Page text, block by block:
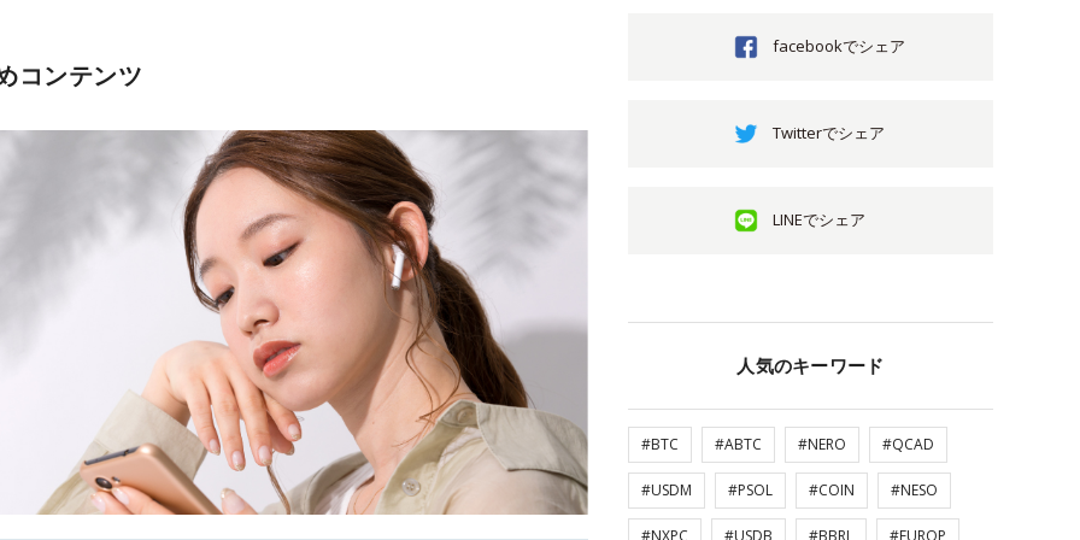
コンテンツ
facebookでシェア
Twitterでシェア
LINEでシェア
人気のキーワード
#BTC #ABTC #NERO #QCAD
#USDM #PSOL #COIN #NESO
#NXPC #USDB #BBRL #EUROP